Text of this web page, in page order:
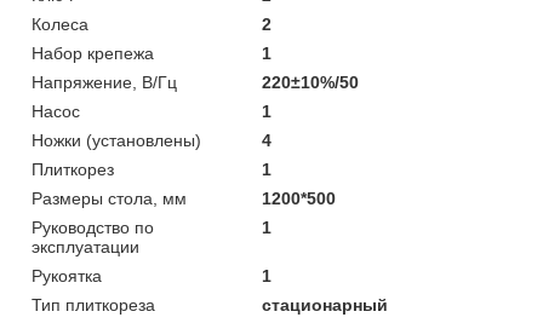
Колеса
2
Набор крепежа
1
Напряжение, В/Гц
220±10%/50
Насос
1
Ножки (установлены)
4
Плиткорез
1
Размеры стола, мм
1200*500
Руководство по
эксплуатации
1
Рукоятка
1
Тип плиткореза
стационарный